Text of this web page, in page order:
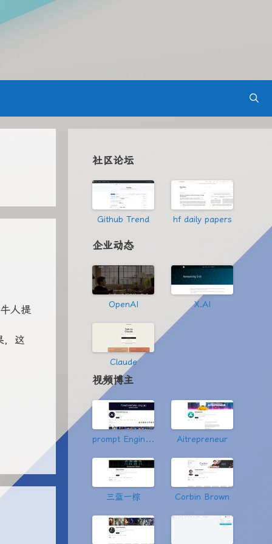
人提
，这
社区论坛
Github Trend hf daily papers
企业动态
OpenAI X.AI
Claude
视频博主
prompt Engineering Aitrepreneur
三蓝一棕 Corbin Brown